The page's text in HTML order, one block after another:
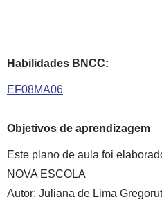
Habilidades BNCC:
EF08MA06
Objetivos de aprendizagem
Este plano de aula foi
NOVA ESCOLA
Autor: Juliana de Lima